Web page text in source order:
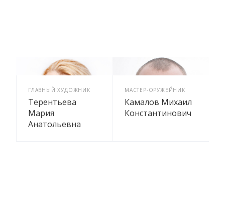
ГЛАВНЫЙ ХУДОЖНИК
Терентьева
Мария
Анатольевна
МАСТЕР-ОРУЖЕЙНИК
Камалов Михаил
Константинович